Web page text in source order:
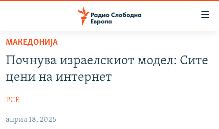
Оди
содржината
Оди
главната
Премини
ВЕСТИ
ШТО ТРЕБА ДА ЗНАЕТЕ
МАКЕДОНИЈА
Почнува израелскиот модел: Сите
цени на интернет
РСЕ
април 18, 2025